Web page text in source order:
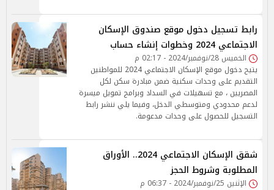
رابط تسجيل دخول موقع صندوق الإسكان
الاجتماعي 2024 وخطوات إنشاء حساب
الخميس 28/نوفمبر/2024 - 02:17 م
يتيح دخول موقع الإسكان الاجتماعي 2024 للمواطنين
التقديم على وحدات سكنية ضمن مبادرة سكن لكل
المصريين ، مع تسهيلات في السداد وبرامج تمويل ميسرة
لدعم محدودي ومتوسطي الدخل، وفيما يلي ننشر رابط
التسجيل للحصول على وحدات مدعومة.
شقق الإسكان الاجتماعي 2024.. الأوراق
المطلوبة وشروط الحجز
الإثنين 25/نوفمبر/2024 - 06:37 م